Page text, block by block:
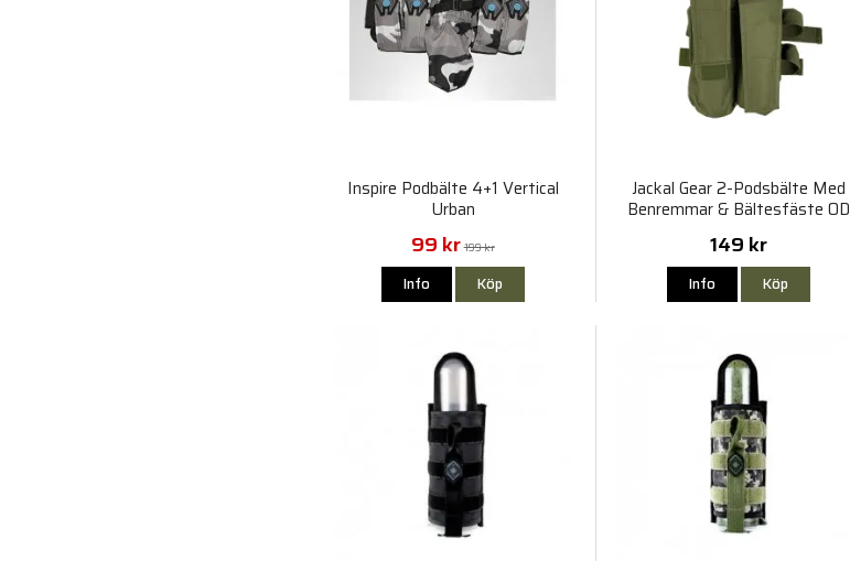
Inspire Podbälte 4+1 Vertical
Urban
99 kr 199 kr
Info Köp
Jackal Gear 2-Podsbälte Med
Benremmar & Bältesfäste OD
149 kr
Info Köp